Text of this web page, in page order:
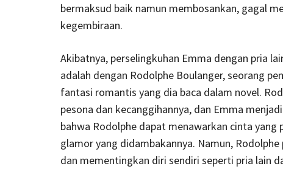
bermaksud baik namun membosankan, gagal
kegembiraan.
Akibatnya, perselingkuhan Emma dengan pria
adalah dengan Rodolphe Boulanger, seorang
fantasi romantis yang dia baca dalam novel.
pesona dan kecanggihannya, dan Emma
bahwa Rodolphe dapat menawarkan cinta yang
glamor yang didambakannya. Namun,
dan mementingkan diri sendiri seperti pria lain